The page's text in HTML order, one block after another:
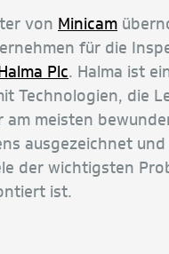
von Minicam
für die
Plc. Halma ist
Technologien, die
am meisten
ausgezeichnet
der wichtigsten
ist.